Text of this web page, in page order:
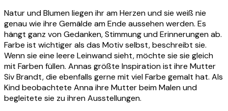
Natur und Blumen liegen ihr am Herzen und sie weiß nie
genau wie ihre Gemälde am Ende aussehen werden. Es
hängt ganz von Gedanken, Stimmung und Erinnerungen ab.
Farbe ist wichtiger als das Motiv selbst, beschreibt sie.
Wenn sie eine leere Leinwand sieht, möchte sie sie gleich
mit Farben füllen. Annas größte Inspiration ist ihre Mutter
Siv Brandt, die ebenfalls gerne mit viel Farbe gemalt hat. Als
Kind beobachtete Anna ihre Mutter beim Malen und
begleitete sie zu ihren Ausstellungen.